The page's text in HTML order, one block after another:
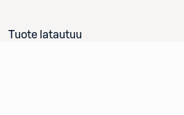
Tuote latautuu